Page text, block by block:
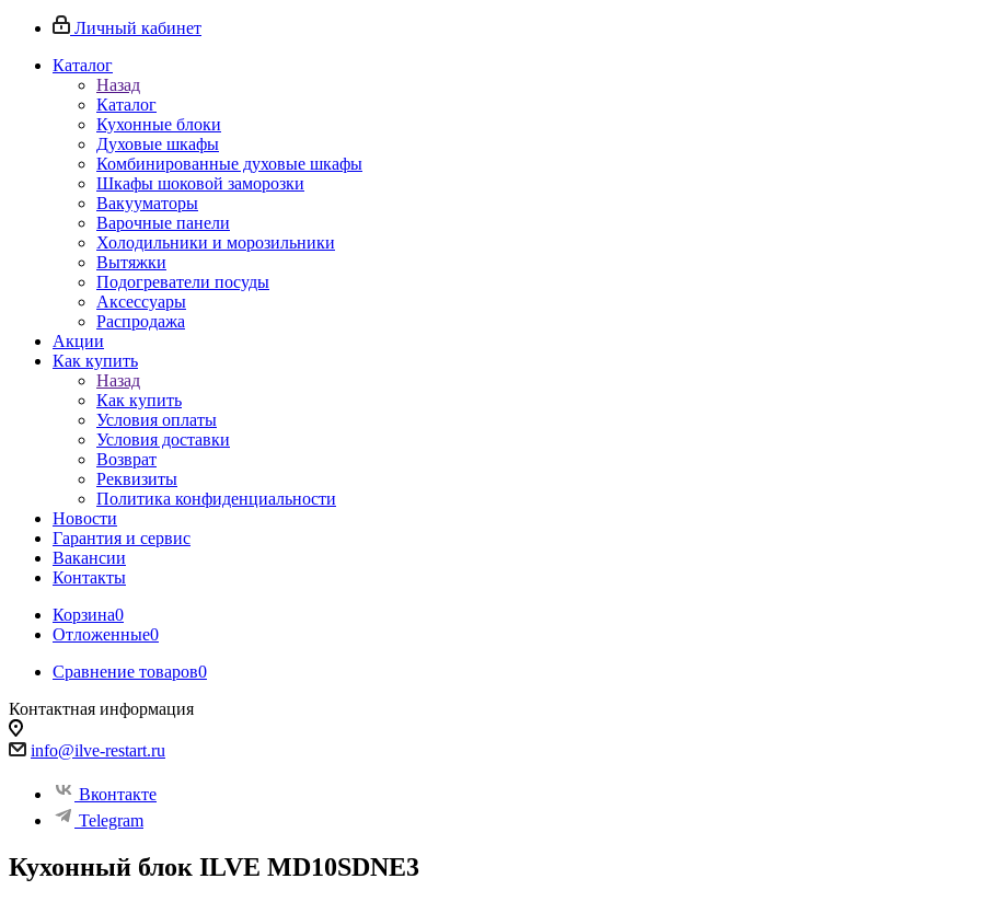
Личный кабинет
Каталог
Назад
Каталог
Кухонные блоки
Духовые шкафы
Комбинированные духовые шкафы
Шкафы шоковой заморозки
Вакууматоры
Варочные панели
Холодильники и морозильники
Вытяжки
Подогреватели посуды
Аксессуары
Распродажа
Акции
Как купить
Назад
Как купить
Условия оплаты
Условия доставки
Возврат
Реквизиты
Политика конфиденциальности
Новости
Гарантия и сервис
Вакансии
Контакты
Корзина0
Отложенные0
Сравнение товаров0
Контактная информация
info@ilve-restart.ru
Вконтакте
Telegram
Кухонный блок ILVE MD10SDNE3